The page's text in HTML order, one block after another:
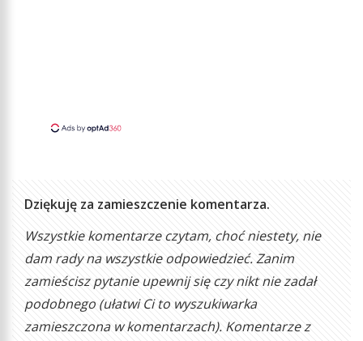
Dziękuję za zamieszczenie komentarza.
Wszystkie komentarze czytam, choć niestety, nie
dam rady na wszystkie odpowiedzieć. Zanim
zamieścisz pytanie upewnij się czy nikt nie zadał
podobnego (ułatwi Ci to wyszukiwarka
zamieszczona w komentarzach). Komentarze z